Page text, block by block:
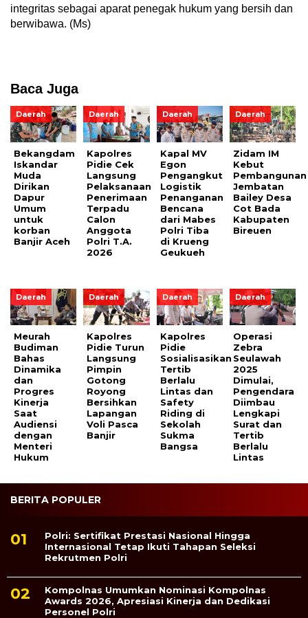
integritas sebagai aparat penegak hukum yang bersih dan
berwibawa. (Ms)
Baca Juga
Daerah
Bekangdam
Iskandar
Muda
Dirikan
Dapur
Umum
untuk
korban
Banjir Aceh
Daerah
Kapolres
Pidie Cek
Langsung
Pelaksanaan
Penerimaan
Terpadu
Calon
Anggota
Polri T.A.
2026
Daerah
Kapal MV
Egon
Pengangkut
Logistik
Penanganan
Bencana
dari Mabes
Polri Tiba
di Krueng
Geukueh
Daerah
Zidam IM
Kebut
Pembangunan
Jembatan
Bailey Desa
Cot Bada
Kabupaten
Bireuen
Daerah
Meurah
Budiman
Bahas
Dinamika
dan
Progres
Kinerja
Saat
Audiensi
dengan
Menteri
Hukum
Daerah
Kapolres
Pidie Turun
Langsung
Pimpin
Gotong
Royong
Bersihkan
Lapangan
Voli Pasca
Banjir
Daerah
Kapolres
Pidie
Sosialisasikan
Tertib
Berlalu
Lintas dan
Safety
Riding di
Sekolah
Sukma
Bangsa
Daerah
Operasi
Zebra
Seulawah
2025
Dimulai,
Pengendara
Diimbau
Lengkapi
Surat dan
Tertib
Berlalu
Lintas
BERITA POPULER
Polri: Sertifikat Prestasi Nasional Hingga
Internasional Tetap Ikuti Tahapan Seleksi
Rekrutmen Polri
Kompolnas Umumkan Nominasi Kompolnas
Awards 2026, Apresiasi Kinerja dan Dedikasi
Personel Polri